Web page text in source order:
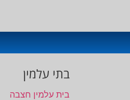
בתי עלמין
בית עלמין חצבה